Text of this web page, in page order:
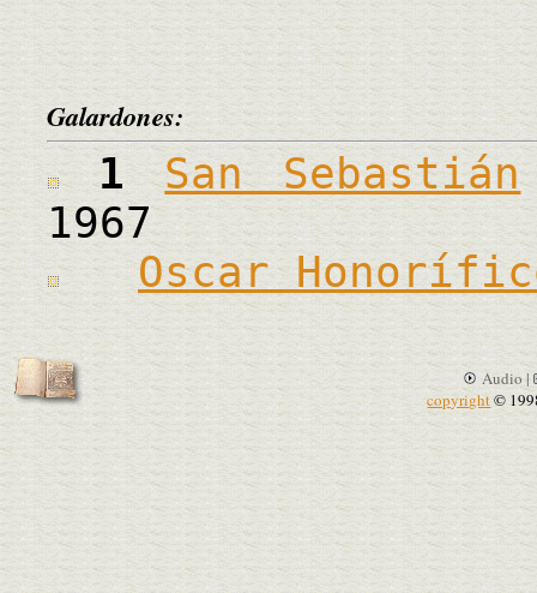
Galardones:
1San Sebastián
1967
Oscar
Audio |
copyright©